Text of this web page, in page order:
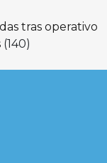
tras operativo
(140)